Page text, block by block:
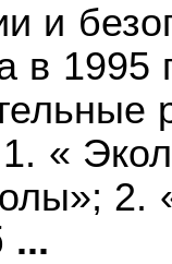
и
в 1995
«
2.
...